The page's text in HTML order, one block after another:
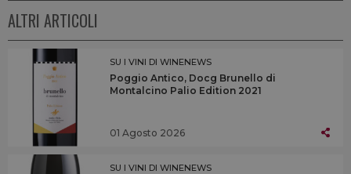
ALTRI ARTICOLI
SU I VINI DI WINENEWS
Poggio Antico, Docg Brunello di
Montalcino Palio Edition 2021
01 Agosto 2026
SU I VINI DI WINENEWS